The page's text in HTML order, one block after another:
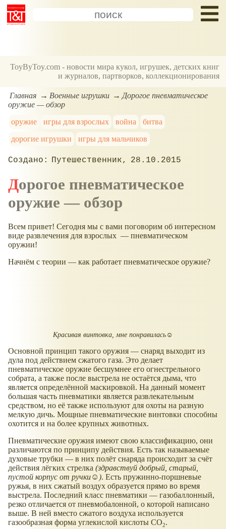
ToyByToy.com - новости мира кукол, игрушек, детских книг
и журналов, партворков, коллекционирования
Главная Военные игрушки
Дорогое пневматическое
оружие — обзор
оружие
игры для взрослых война
битва
дорогие игрушки
игры для мальчиков
Путешественник 28.10.2015
Дорогое пневматическое
оружие — обзор
Всем привет! Сегодня мы с вами поговорим об интересном
виде развлечения для взрослых — пневматическом
оружии!
Начнём с теории — как работает пневматическое оружие?
Красивая винтовка, мне понравилась☺
Основной принцип такого оружия — снаряд выходит из
дула под действием сжатого газа. Это делает
пневматическое оружие бесшумнее его огнестрельного
собрата, а также после выстрела не остаётся дыма, что
является определённой маскировкой. На данный момент
большая часть пневматики является развлекательным
средством, но её также используют для охоты на разную
мелкую дичь. Мощные пневматические винтовки способны
охотится и на более крупных животных.
Пневматические оружия имеют свою классификацию, они
различаются по принципу действия. Есть так называемые
духовые трубки — в них полёт снаряда происходит за счёт
действия лёгких стрелка (здравствуй добрый, старый,
пустой корпус от ручки☺). Есть пружинно-поршневые
ружья, в них сжатый воздух образуется прямо во время
выстрела. Последний класс пневматики — газобаллонный,
резко отличается от пневмобалонной, о которой написано
выше. В ней вместо сжатого воздуха используется
газообразная форма углекислой кислоты CO2.